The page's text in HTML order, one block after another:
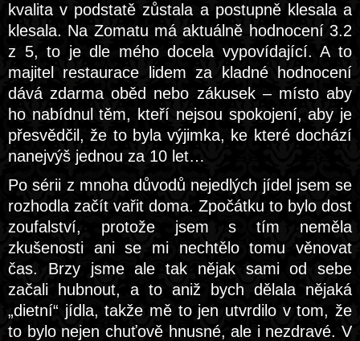
kvalita v podstatě zůstala a postupně klesala a
klesala. Na Zomatu má aktuálně hodnocení 3.2
z 5, to je dle mého docela vypovídající. A to
majitel restaurace lidem za kladné hodnocení
dává zdarma oběd nebo zákusek – místo aby
ho nabídnul těm, kteří nejsou spokojení, aby je
přesvědčil, že to byla výjimka, ke které dochází
nanejvýš jednou za 10 let…
Po sérii z mnoha důvodů nejedlých jídel jsem se
rozhodla začít vařit doma. Zpočátku to bylo dost
zoufalství, protože jsem s tím neměla
zkušenosti ani se mi nechtělo tomu věnovat
čas. Brzy jsme ale tak nějak sami od sebe
začali hubnout, a to aniž bych dělala nějaká
„dietní“ jídla, takže mě to jen utvrdilo v tom, že
to bylo nejen chuťově hnusné, ale i nezdravé. V